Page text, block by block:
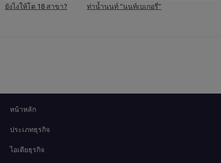
ยังไงให้โต 18 สาขา?
ท่าน้ำนนท์ “นนท์เบเกอรี่”
หน้าหลัก
ประเภทธุรกิจ
ไอเดียธุรกิจ